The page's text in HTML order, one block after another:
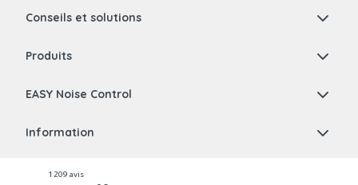
Conseils et solutions
Produits
EASY Noise Control
Information
1 209 avis